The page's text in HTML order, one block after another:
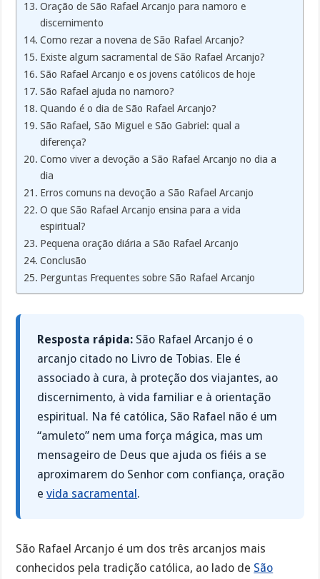
Oração de São Rafael Arcanjo para namoro e
discernimento
Como rezar a novena de São Rafael Arcanjo?
Existe algum sacramental de São Rafael Arcanjo?
São Rafael Arcanjo e os jovens católicos de hoje
São Rafael ajuda no namoro?
Quando é o dia de São Rafael Arcanjo?
São Rafael, São Miguel e São Gabriel: qual a
diferença?
Como viver a devoção a São Rafael Arcanjo no dia a
dia
Erros comuns na devoção a São Rafael Arcanjo
O que São Rafael Arcanjo ensina para a vida
espiritual?
Pequena oração diária a São Rafael Arcanjo
Conclusão
Perguntas Frequentes sobre São Rafael Arcanjo
Resposta rápida: São Rafael Arcanjo é o
arcanjo citado no Livro de Tobias. Ele é
associado à cura, à proteção dos viajantes, ao
discernimento, à vida familiar e à orientação
espiritual. Na fé católica, São Rafael não é um
“amuleto” nem uma força mágica, mas um
mensageiro de Deus que ajuda os fiéis a se
aproximarem do Senhor com confiança, oração
evida sacramental .
São Rafael Arcanjo é um dos três arcanjos mais
conhecidos pela tradição católica, ao lado de São